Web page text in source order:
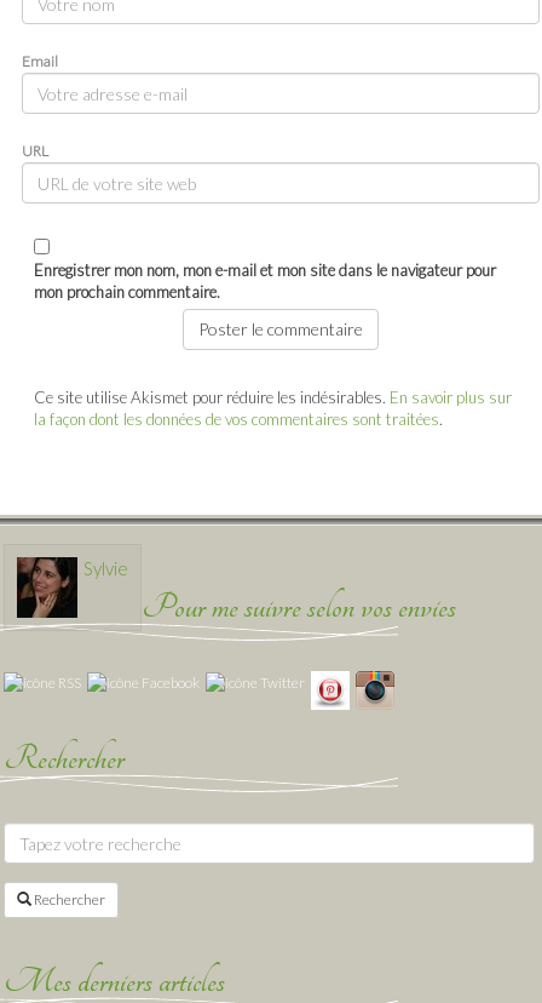
Email
URL
Enregistrer mon nom, mon e-mail et mon site dans le navigateur pour
mon prochain commentaire.
Ce site utilise Akismet pour réduire les indésirables. En savoir plus sur
la façon dont les données de vos commentaires sont traitées.
Sylvie
Pour me suivre selon vos envies
Rechercher
Rechercher
Mes derniers articles